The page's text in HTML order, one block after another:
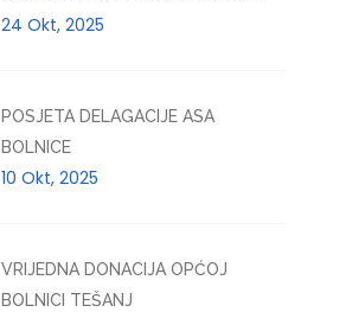
24 Okt, 2025
POSJETA DELAGACIJE ASA
BOLNICE
10 Okt, 2025
VRIJEDNA DONACIJA OPĆOJ
BOLNICI TEŠANJ